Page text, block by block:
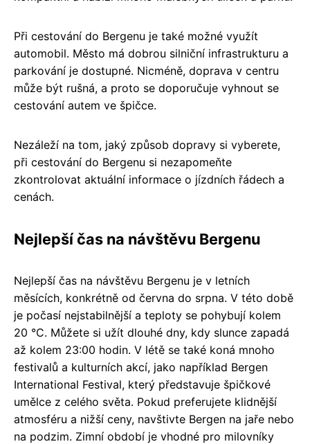
Při cestování do Bergenu je také možné využít
automobil. Město má dobrou silniční infrastrukturu a
parkování je dostupné. Nicméně, doprava v centru
může být rušná, a proto se doporučuje vyhnout se
cestování autem ve špičce.
Nezáleží na tom, jaký způsob dopravy si vyberete,
při cestování do Bergenu si nezapomeňte
zkontrolovat aktuální informace o jízdních řádech a
cenách.
Nejlepší čas na návštěvu Bergenu
Nejlepší čas na návštěvu Bergenu je v letních
měsících, konkrétně od června do srpna. V této době
je počasí nejstabilnější a teploty se pohybují kolem
20 °C. Můžete si užít dlouhé dny, kdy slunce zapadá
až kolem 23:00 hodin. V létě se také koná mnoho
festivalů a kulturních akcí, jako například Bergen
International Festival, který představuje špičkové
umělce z celého světa. Pokud preferujete klidnější
atmosféru a nižší ceny, navštivte Bergen na jaře nebo
na podzim. Zimní období je vhodné pro milovníky